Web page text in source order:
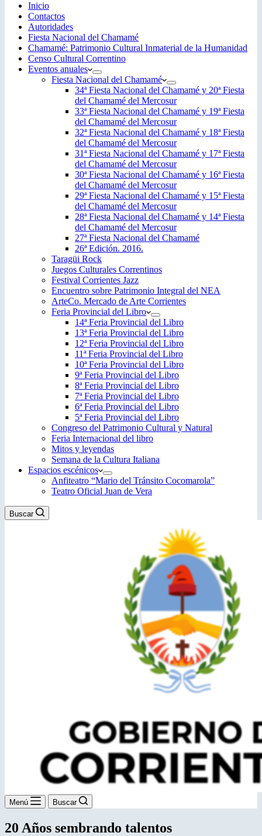
Inicio
Contactos
Autoridades
Fiesta Nacional del Chamamé
Chamamé: Patrimonio Cultural Inmaterial de la Humanidad
Censo Cultural Correntino
Eventos anuales
Fiesta Nacional del Chamamé
34ª Fiesta Nacional del Chamamé y 20ª Fiesta
del Chamamé del Mercosur
33ª Fiesta Nacional del Chamamé y 19ª Fiesta
del Chamamé del Mercosur
32ª Fiesta Nacional del Chamamé y 18ª Fiesta
del Chamamé del Mercosur
31ª Fiesta Nacional del Chamamé y 17ª Fiesta
del Chamamé del Mercosur
30ª Fiesta Nacional del Chamamé y 16ª Fiesta
del Chamamé del Mercosur
29ª Fiesta Nacional del Chamamé y 15ª Fiesta
del Chamamé del Mercosur
28ª Fiesta Nacional del Chamamé y 14ª Fiesta
del Chamamé del Mercosur
27ª Fiesta Nacional del Chamamé
26ª Edición. 2016.
Taragüi Rock
Juegos Culturales Correntinos
Festival Corrientes Jazz
Encuentro sobre Patrimonio Integral del NEA
ArteCo. Mercado de Arte Corrientes
Feria Provincial del Libro
14ª Feria Provincial del Libro
13ª Feria Provincial del Libro
12ª Feria Provincial del Libro
11ª Feria Provincial del Libro
10ª Feria Provincial del Libro
9ª Feria Provincial del Libro
8ª Feria Provincial del Libro
7ª Feria Provincial del Libro
6ª Feria Provincial del Libro
5ª Feria Provincial del Libro
Congreso del Patrimonio Cultural y Natural
Feria Internacional del libro
Mitos y leyendas
Semana de la Cultura Italiana
Espacios escénicos
Anfiteatro “Mario del Tránsito Cocomarola”
Teatro Oficial Juan de Vera
Buscar
Menú Buscar
20 Años sembrando talentos